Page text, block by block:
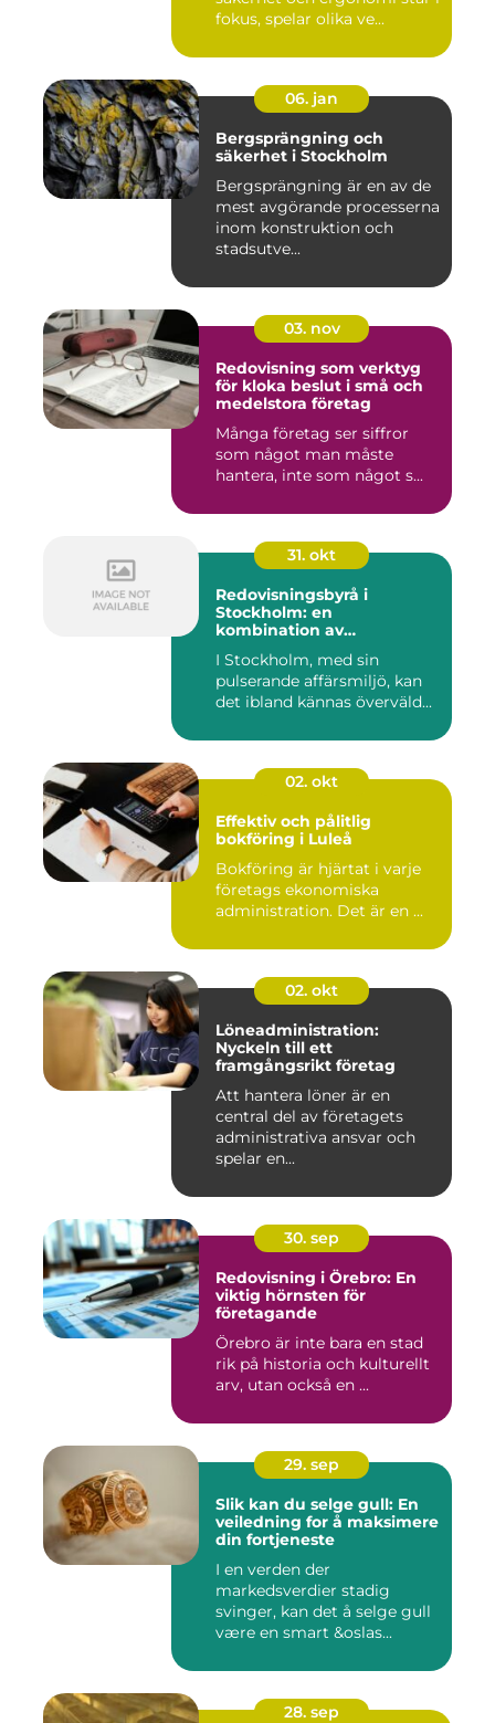
fokus, spelar olika ve...
06. jan
Bergsprängning och
säkerhet i Stockholm
Bergsprängning är en av de
mest avgörande processerna
inom konstruktion och
stadsutve...
03. nov
Redovisning som verktyg
för kloka beslut i små och
medelstora företag
Många företag ser siffror
som något man måste
hantera, inte som något s...
31. okt
Redovisningsbyrå i
Stockholm: en
kombination av
personlig service
I Stockholm, med sin
pulserande affärsmiljö, kan
det ibland kännas överväld...
02. okt
Effektiv och pålitlig
bokföring i Luleå
Bokföring är hjärtat i varje
företags ekonomiska
administration. Det är en ...
02. okt
Löneadministration:
Nyckeln till ett
framgångsrikt företag
Att hantera löner är en
central del av företagets
administrativa ansvar och
spelar en...
30. sep
Redovisning i Örebro: En
viktig hörnsten för
företagande
Örebro är inte bara en stad
rik på historia och kulturellt
arv, utan också en ...
29. sep
Slik kan du selge gull: En
veiledning for å maksimere
din fortjeneste
I en verden der
markedsverdier stadig
svinger, kan det å selge gull
være en smart &oslas...
28. sep